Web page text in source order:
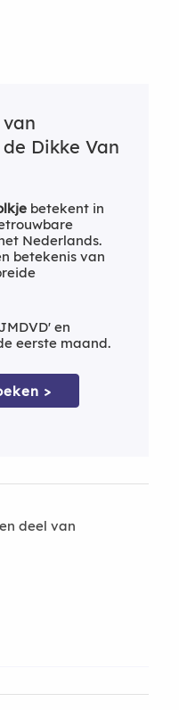
Dikke Van
betekent in
Nederlands.
betekenis van
en
eerste maand.
>
deel van